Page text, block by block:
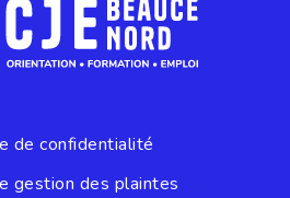
de confidentialité
gestion des plaintes